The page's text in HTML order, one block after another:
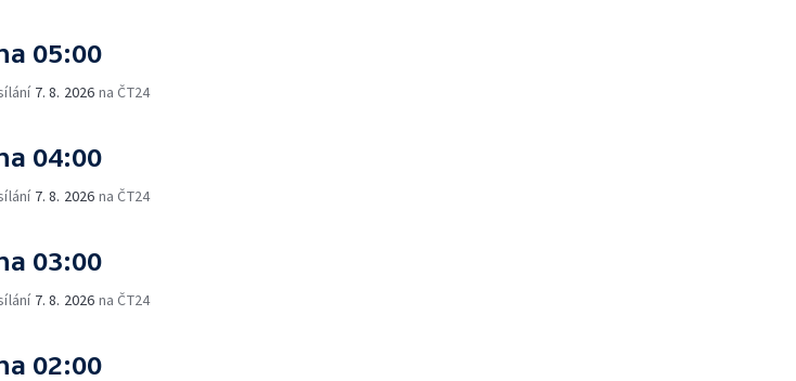
05:00
7. 8. 2026 na ČT24
04:00
7. 8. 2026 na ČT24
03:00
7. 8. 2026 na ČT24
02:00